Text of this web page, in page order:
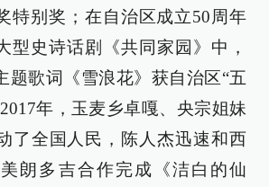
特别奖；在自治区成立50周年
史诗话剧《共同家园》中，
题歌词《雪浪花》获自治区“五
年，玉麦乡卓嘎、央宗姐妹
了全国人民，陈人杰迅速和西
朗多吉合作完成《洁白的仙